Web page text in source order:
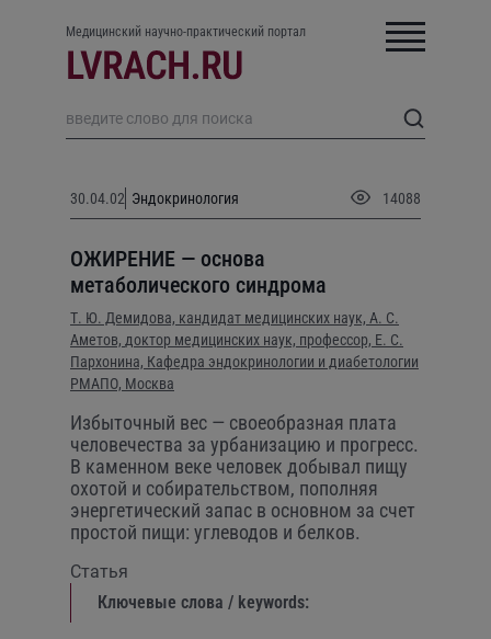
Медицинский научно-практический портал
30.04.02 Эндокринология 14088
ОЖИРЕНИЕ — основа
метаболического синдрома
Т. Ю. Демидова, кандидат медицинских наук, А. С.
Аметов, доктор медицинских наук, профессор, Е. С.
Пархонина, Кафедра эндокринологии и диабетологии
РМАПО, Москва
Избыточный вес — своеобразная плата
человечества за урбанизацию и прогресс.
В каменном веке человек добывал пищу
охотой и собирательством, пополняя
энергетический запас в основном за счет
простой пищи: углеводов и белков.
Статья
Ключевые слова / keywords: